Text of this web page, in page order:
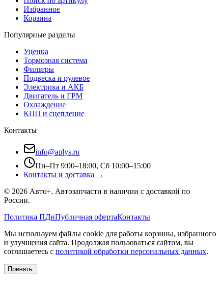
Избранное
Корзина
Популярные разделы
Уценка
Тормозная система
Фильтры
Подвеска и рулевое
Электрика и АКБ
Двигатель и ГРМ
Охлаждение
КПП и сцепление
Контакты
info@aplys.ru
Пн–Пт 9:00–18:00, Сб 10:00–15:00
Контакты и доставка →
© 2026 Авто+. Автозапчасти в наличии с доставкой по
России.
Политика ПДнПубличная офертаКонтакты
Мы используем файлы cookie для работы корзины, избранного
и улучшения сайта. Продолжая пользоваться сайтом, вы
соглашаетесь с политикой обработки персональных данных.
Принять